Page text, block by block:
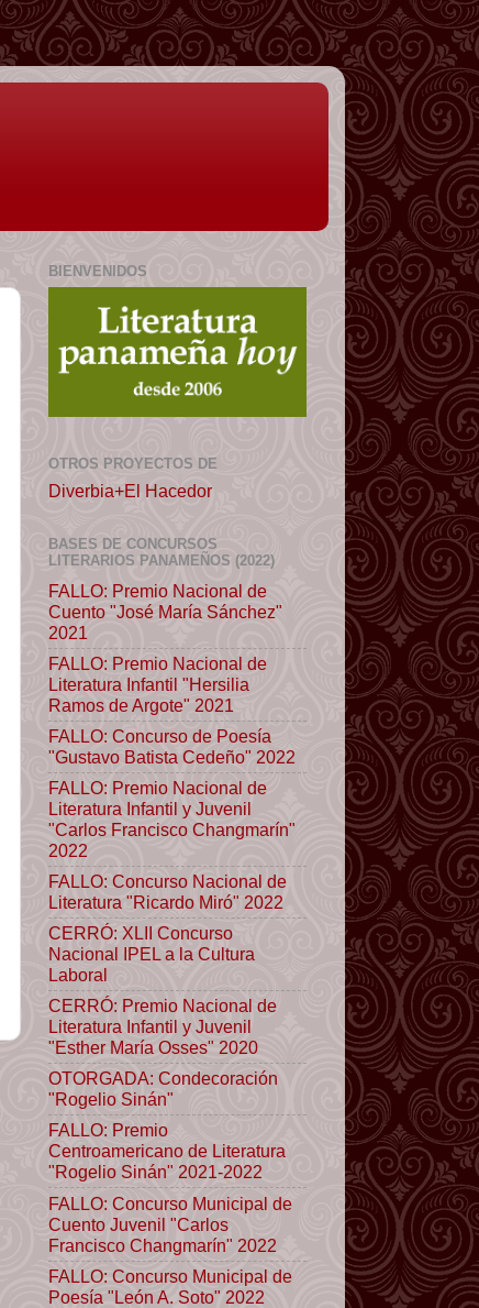
BIENVENIDOS
OTROS PROYECTOS DE
Diverbia+El Hacedor
BASES DE CONCURSOS
LITERARIOS PANAMEÑOS (2022)
FALLO: Premio Nacional de
Cuento "José María Sánchez"
2021
FALLO: Premio Nacional de
Literatura Infantil "Hersilia
Ramos de Argote" 2021
FALLO: Concurso de Poesía
"Gustavo Batista Cedeño" 2022
FALLO: Premio Nacional de
Literatura Infantil y Juvenil
"Carlos Francisco Changmarín"
2022
FALLO: Concurso Nacional de
Literatura "Ricardo Miró" 2022
CERRÓ: XLII Concurso
Nacional IPEL a la Cultura
Laboral
CERRÓ: Premio Nacional de
Literatura Infantil y Juvenil
"Esther María Osses" 2020
OTORGADA: Condecoración
"Rogelio Sinán"
FALLO: Premio
Centroamericano de Literatura
"Rogelio Sinán" 2021-2022
FALLO: Concurso Municipal de
Cuento Juvenil "Carlos
Francisco Changmarín" 2022
FALLO: Concurso Municipal de
Poesía "León A. Soto" 2022